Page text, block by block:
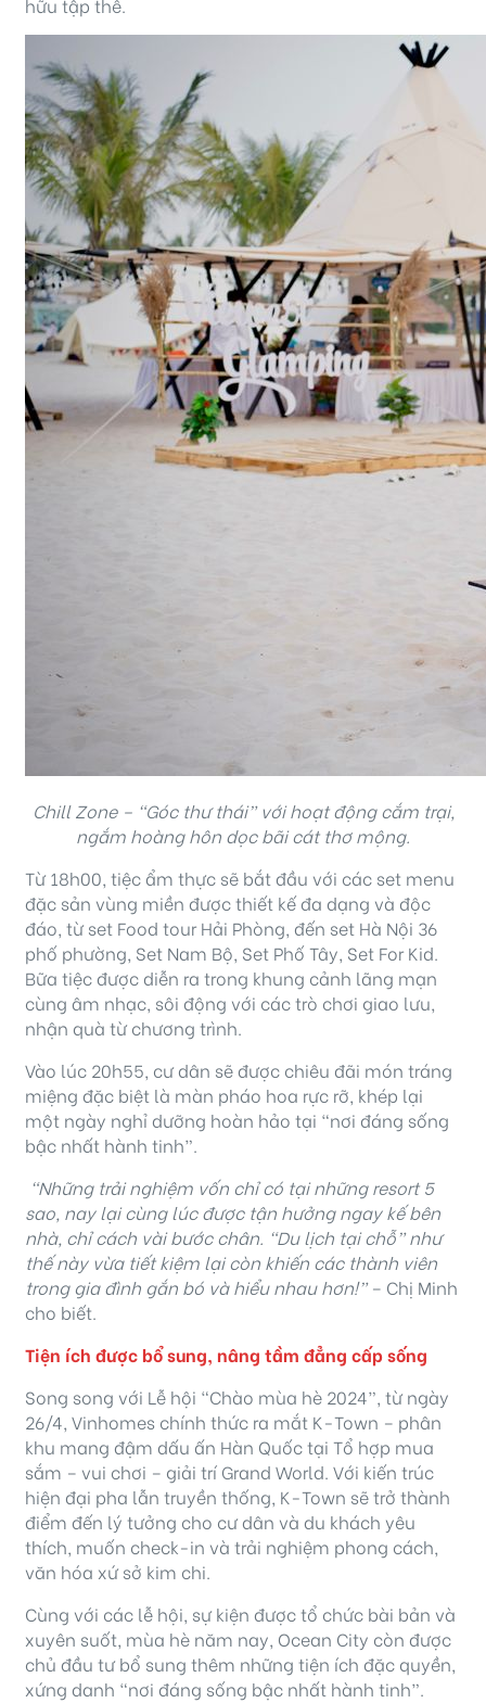
hữu tập thể.
Chill Zone – “Góc thư thái” với hoạt động cắm trại,
ngắm hoàng hôn dọc bãi cát thơ mộng.
Từ 18h00, tiệc ẩm thực sẽ bắt đầu với các set menu
đặc sản vùng miền được thiết kế đa dạng và độc
đáo, từ set Food tour Hải Phòng, đến set Hà Nội 36
phố phường, Set Nam Bộ, Set Phố Tây, Set For Kid.
Bữa tiệc được diễn ra trong khung cảnh lãng mạn
cùng âm nhạc, sôi động với các trò chơi giao lưu,
nhận quà từ chương trình.
Vào lúc 20h55, cư dân sẽ được chiêu đãi món tráng
miệng đặc biệt là màn pháo hoa rực rỡ, khép lại
một ngày nghỉ dưỡng hoàn hảo tại “nơi đáng sống
bậc nhất hành tinh”.
“Những trải nghiệm vốn chỉ có tại những resort 5
sao, nay lại cùng lúc được tận hưởng ngay kế bên
nhà, chỉ cách vài bước chân. “Du lịch tại chỗ” như
thế này vừa tiết kiệm lại còn khiến các thành viên
trong gia đình gắn bó và hiểu nhau hơn!”– Chị Minh
cho biết.
Tiện ích được bổ sung, nâng tầm đẳng cấp sống
Song song với Lễ hội “Chào mùa hè 2024”, từ ngày
26/4, Vinhomes chính thức ra mắt K-Town – phân
khu mang đậm dấu ấn Hàn Quốc tại Tổ hợp mua
sắm – vui chơi – giải trí Grand World. Với kiến trúc
hiện đại pha lẫn truyền thống, K-Town sẽ trở thành
điểm đến lý tưởng cho cư dân và du khách yêu
thích, muốn check-in và trải nghiệm phong cách,
văn hóa xứ sở kim chi.
Cùng với các lễ hội, sự kiện được tổ chức bài bản và
xuyên suốt, mùa hè năm nay, Ocean City còn được
chủ đầu tư bổ sung thêm những tiện ích đặc quyền,
xứng danh “nơi đáng sống bậc nhất hành tinh”.